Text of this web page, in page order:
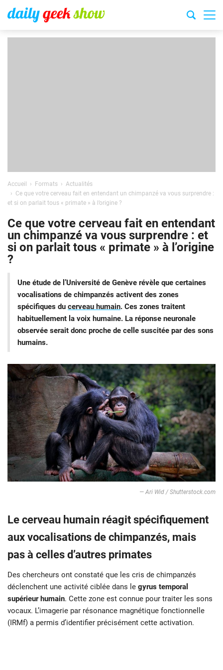
Accueil Formats
Actualités
Ce que votre cerveau fait en entendant un chimpanzé va vous surprendre :
et si on parlait tous « primate » à l’origine ?
Ce que votre cerveau fait en entendant
un chimpanzé va vous surprendre : et
si on parlait tous « primate » à l’origine
?
Une étude de l’Université de Genève révèle que certaines
vocalisations de chimpanzés activent des zones
spécifiques du cerveau humain. Ces zones traitent
habituellement la voix humaine. La réponse neuronale
observée serait donc proche de celle suscitée par des sons
humains.
— Ari Wid / Shutterstock.com
Le cerveau humain réagit spécifiquement
aux vocalisations de chimpanzés, mais
pas à celles d’autres primates
Des chercheurs ont constaté que les cris de chimpanzés
déclenchent une activité ciblée dans le gyrus temporal
supérieur humain. Cette zone est connue pour traiter les sons
vocaux. L’imagerie par résonance magnétique fonctionnelle
(IRMf) a permis d’identifier précisément cette activation.